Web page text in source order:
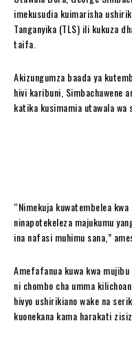
imekusudia kuimarisha
Tanganyika (TLS) ili kukuza
taifa.
Akizungumza baada ya
hivi karibuni, Simbachawene
katika kusimamia utawala wa
“Nimekuja kuwatembelea
ninapotekeleza majukumu
ina nafasi muhimu sana,”
Amefafanua kuwa kwa mujibu
ni chombo cha umma
hivyo ushirikiano wake na
kuonekana kama harakati